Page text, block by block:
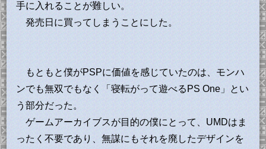
手に入れることが難しい。
発売日に買ってしまうことにした。
もともと僕がPSPに価値を感じていたのは、モンハ
ンでも無双でもなく「寝転がって遊べるPS One」とい
う部分だった。
ゲームアーカイブスが目的の僕にとって、UMDはま
ったく不要であり、無謀にもそれを廃したデザインを